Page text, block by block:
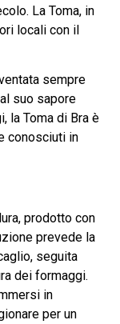
La Toma, in
locali con il
sempre
suo sapore
la Toma di Bra è
conosciuti in
prodotto con
prevede la
seguita
dei formaggi.
in
per un